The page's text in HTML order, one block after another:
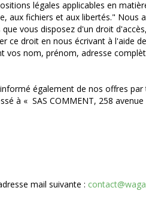
légales applicables en
aux fichiers et aux libertés."
vous disposez d'un droit
ce droit en nous écrivant à l'aide
vos nom, prénom, adresse
également de nos offres
à « SAS COMMENT, 258
mail suivante :